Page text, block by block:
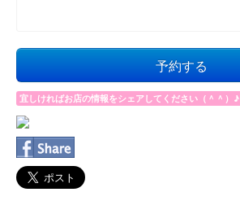
予約する
宜しければお店の情報をシェアしてください（＾＾）♪